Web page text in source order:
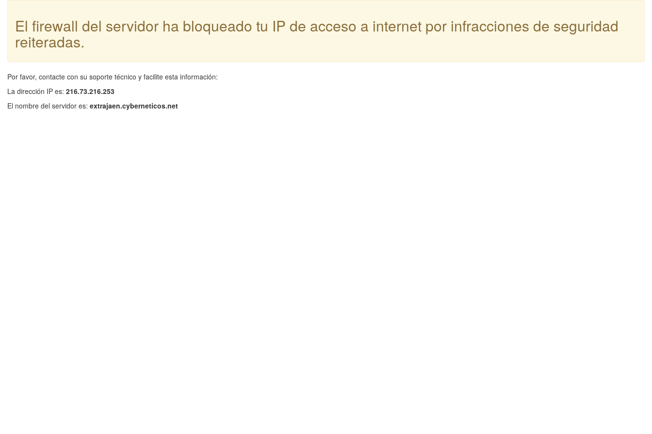
El firewall del servidor ha bloqueado tu IP de acceso a internet por infracciones de seguridad
reiteradas.
Por favor, contacte con su soporte técnico y facilite esta información:
La dirección IP es: 216.73.216.253
El nombre del servidor es: extrajaen.cyberneticos.net